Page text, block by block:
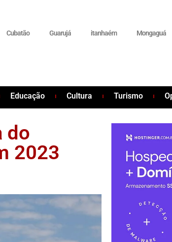
Cubatão Guarujá itanhaém Mongaguá
Educação Cultura Turismo
do
2023